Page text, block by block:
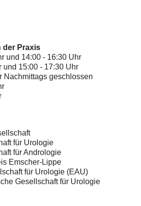
der Praxis
und 14:00 - 16:30 Uhr
und 15:00 - 17:30 Uhr
Nachmittags geschlossen
für Urologie
für Andrologie
Emscher-Lippe
für Urologie (EAU)
Gesellschaft für Urologie